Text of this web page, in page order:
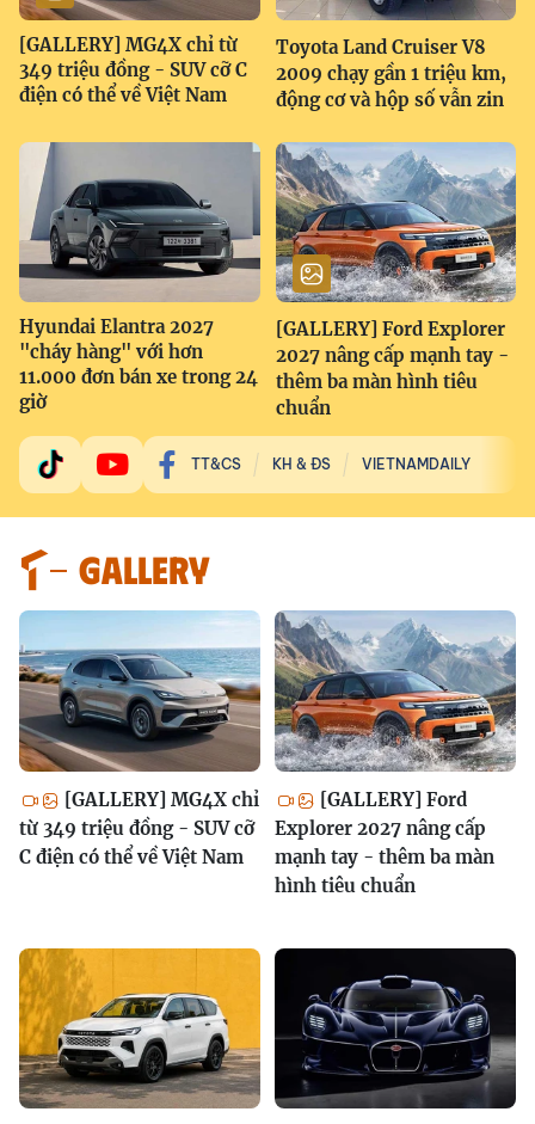
[GALLERY] MG4X chỉ từ
349 triệu đồng - SUV cỡ C
điện có thể về Việt Nam
Toyota Land Cruiser V8
2009 chạy gần 1 triệu km,
động cơ và hộp số vẫn zin
Hyundai Elantra 2027
"cháy hàng" với hơn
11.000 đơn bán xe trong 24
giờ
[GALLERY] Ford Explorer
2027 nâng cấp mạnh tay -
thêm ba màn hình tiêu
chuẩn
TT&CS KH & ĐS VIETNAMDAILY
GALLERY
[GALLERY] MG4X chỉ
từ 349 triệu đồng - SUV cỡ
C điện có thể về Việt Nam
[GALLERY] Ford
Explorer 2027 nâng cấp
mạnh tay - thêm ba màn
hình tiêu chuẩn